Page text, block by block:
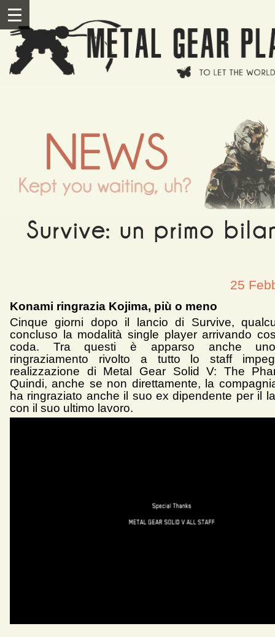
Survive: un primo
III
25
Konami ringrazia Kojima, più o meno
Cinque giorni dopo il lancio di Survive,
concluso la modalità single player arrivando
coda. Tra questi è apparso anche
ringraziamento rivolto a tutto lo staff
realizzazione di Metal Gear Solid V: The
Quindi, anche se non direttamente, la
ha ringraziato anche il suo ex dipendente per il
con il suo ultimo lavoro.